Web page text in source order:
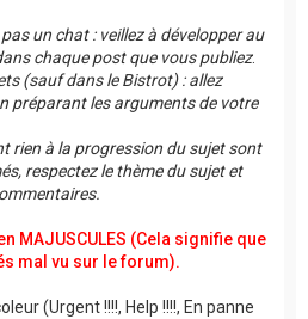
un chat : veillez à développer au
chaque post que vous publiez.
(sauf dans le Bistrot) : allez
préparant les arguments de votre
rien à la progression du sujet sont
respectez le thème du sujet et
MAJUSCULES (Cela signifie que
mal vu sur le forum).
(Urgent !!!!, Help !!!!, En panne